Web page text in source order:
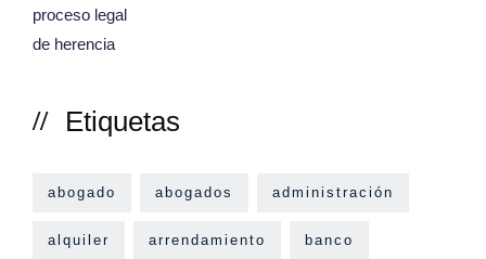
Etiquetas
abogado abogados administración
alquiler arrendamiento banco